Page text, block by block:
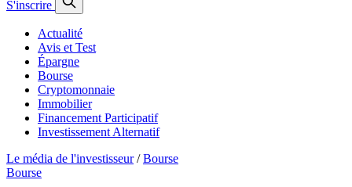
S'inscrire
Actualité
Avis et Test
Épargne
Bourse
Cryptomonnaie
Immobilier
Financement Participatif
Investissement Alternatif
Le média de l'investisseur / Bourse
Bourse